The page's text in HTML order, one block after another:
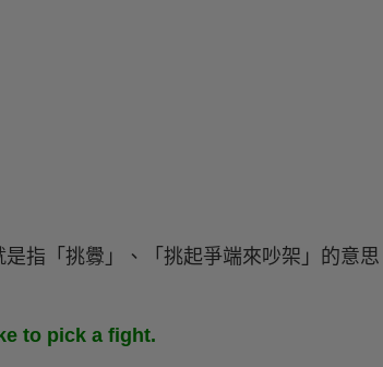
指「挑釁」、「挑起爭端來吵架」的意思
to pick a fight.